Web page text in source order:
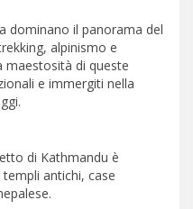
dominano il panorama del
alpinismo e
maestosità di queste
e immergiti nella
di Kathmandu è
antichi, case